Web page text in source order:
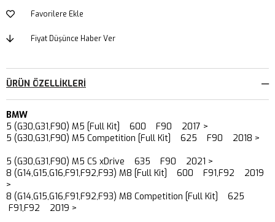
Favorilere Ekle
Fiyat Düşünce Haber Ver
ÜRÜN ÖZELLIKLERI
BMW
5 (G30,G31,F90) M5 [Full Kit] 600 F90 2017 >
5 (G30,G31,F90) M5 Competition [Full Kit] 625 F90 2018 >
5 (G30,G31,F90) M5 CS xDrive 635 F90 2021 >
8 (G14,G15,G16,F91,F92,F93) M8 [Full Kit] 600 F91,F92 2019
>
8 (G14,G15,G16,F91,F92,F93) M8 Competition [Full Kit] 625
F91,F92 2019 >